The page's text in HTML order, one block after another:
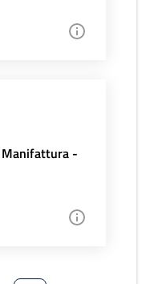
Manifattura -